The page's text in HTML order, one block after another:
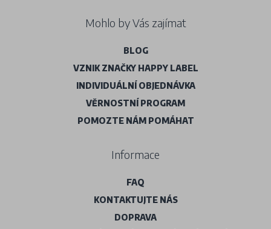
Mohlo by Vás zajímat
BLOG
VZNIK ZNAČKY HAPPY LABEL
INDIVIDUÁLNÍ OBJEDNÁVKA
VĚRNOSTNÍ PROGRAM
POMOZTE NÁM POMÁHAT
Informace
FAQ
KONTAKTUJTE NÁS
DOPRAVA